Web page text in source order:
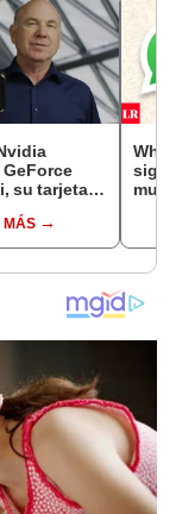
su tarjeta
MÁS